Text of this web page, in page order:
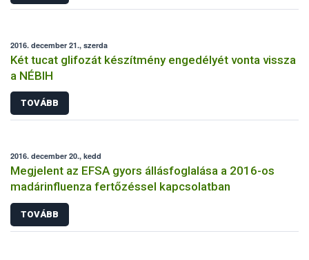
2016. december 21., szerda
Két tucat glifozát készítmény engedélyét vonta vissza
a NÉBIH
TOVÁBB
2016. december 20., kedd
Megjelent az EFSA gyors állásfoglalása a 2016-os
madárinfluenza fertőzéssel kapcsolatban
TOVÁBB